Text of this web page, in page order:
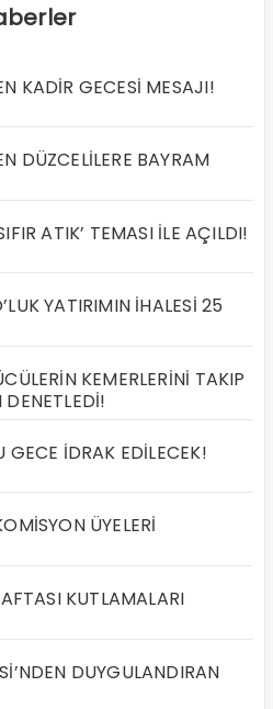
KADİR GECESİ MESAJI!
DÜZCELİLERE BAYRAM
ATIK’ TEMASI İLE AÇILDI!
YATIRIMIN İHALESİ 25
KEMERLERİNİ TAKIP
GECE İDRAK EDİLECEK!
ÜYELERİ
KUTLAMALARI
DUYGULANDIRAN